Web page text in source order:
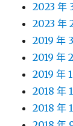
2023 年
2023 年
2019 年
2019 年
2019 年 1
2018 年
2018 年